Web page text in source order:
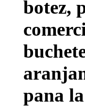
botez,
pana